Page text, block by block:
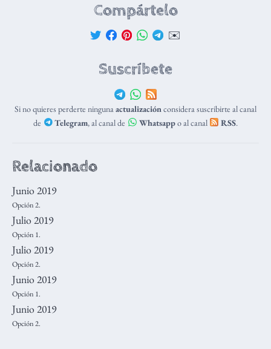
Compártelo
✉️
Suscríbete
Si no quieres perderte ningunaactualizaciónconsidera suscribirte al canal
de
Telegram, al canal de Whatsappo al canal RSS.
Relacionado
Junio 2019
Opción 2.
Julio 2019
Opción 1.
Julio 2019
Opción 2.
Junio 2019
Opción 1.
Junio 2019
Opción 2.